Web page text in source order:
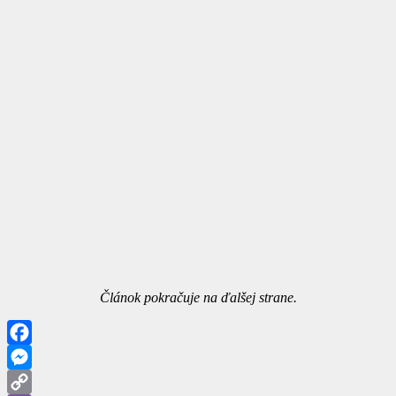
Článok pokračuje na ďalšej strane.
Facebook
Messenger